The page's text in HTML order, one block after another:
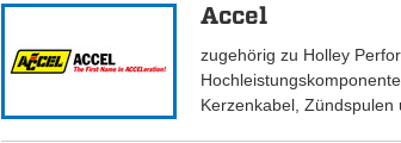
Accel
zugehörig zu Holley
Kerzenkabel, Zündspulen